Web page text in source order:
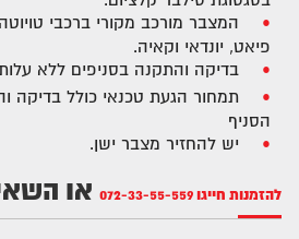
המצבר מורכב מקורי ברכבי
פיאט, יונדאי וקאיה.
בדיקה והתקנה בסניפים ללא
תמחור הגעת טכנאי כולל בדיקה
הסניף
יש להחזיר מצבר ישן.
להזמנות חייגו072-33-55-559 או